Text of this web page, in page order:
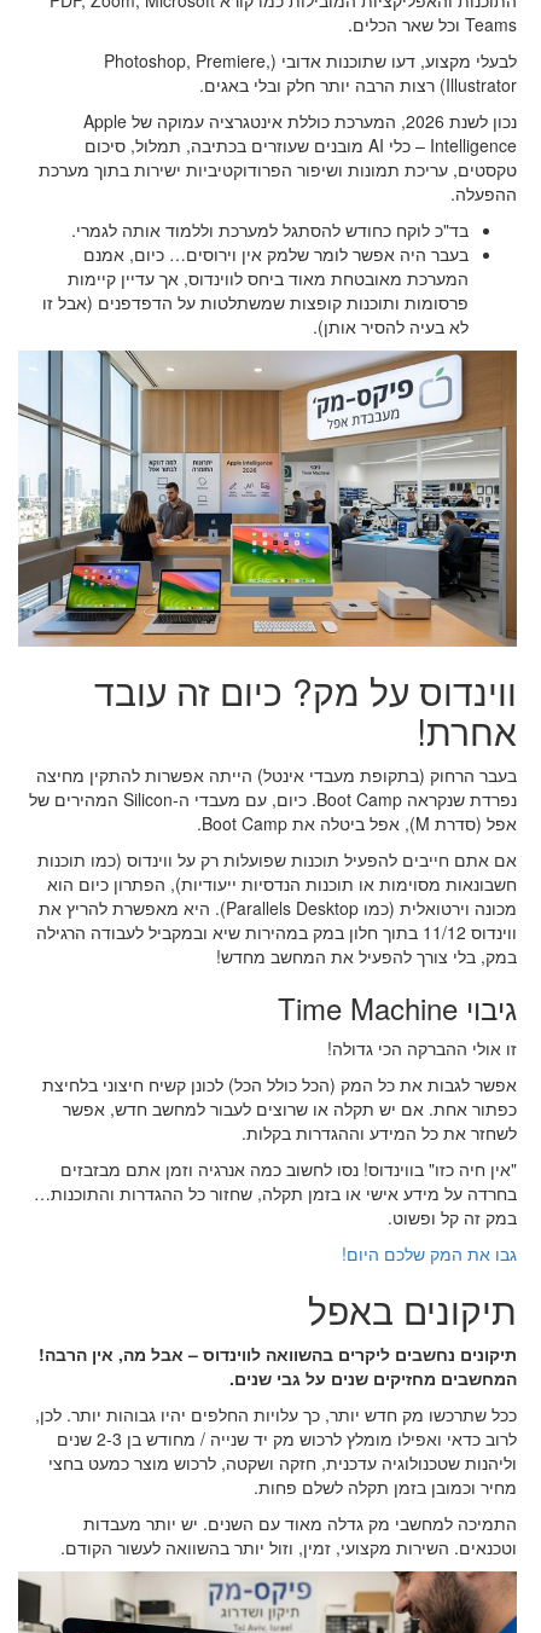
Teams וכל שאר הכלים.
לבעלי מקצוע, דעו שתוכנות אדובי (Photoshop, Premiere,
Illustrator) רצות הרבה יותר חלק ובלי באגים.
נכון לשנת 2026, המערכת כוללת אינטגרציה עמוקה של Apple
Intelligence – כלי AI מובנים שעוזרים בכתיבה, תמלול, סיכום
טקסטים, עריכת תמונות ושיפור הפרודוקטיביות ישירות בתוך מערכת
ההפעלה.
בד"כ לוקח כחודש להסתגל למערכת וללמוד אותה לגמרי.
בעבר היה אפשר לומר שלמק אין וירוסים… כיום, אמנם
המערכת מאובטחת מאוד ביחס לווינדוס, אך עדיין קיימות
פרסומות ותוכנות קופצות שמשתלטות על הדפדפנים (אבל זו
לא בעיה להסיר אותן).
ווינדוס על מק? כיום זה עובד
אחרת!
בעבר הרחוק (בתקופת מעבדי אינטל) הייתה אפשרות להתקין מחיצה
נפרדת שנקראה Boot Camp. כיום, עם מעבדי ה-Silicon המהירים של
אפל (סדרת M), אפל ביטלה את Boot Camp.
אם אתם חייבים להפעיל תוכנות שפועלות רק על ווינדוס (כמו תוכנות
חשבונאות מסוימות או תוכנות הנדסיות ייעודיות), הפתרון כיום הוא
מכונה וירטואלית (כמו Parallels Desktop). היא מאפשרת להריץ את
ווינדוס 11/12 בתוך חלון במק במהירות שיא ובמקביל לעבודה הרגילה
במק, בלי צורך להפעיל את המחשב מחדש!
גיבוי Time Machine
זו אולי ההברקה הכי גדולה!
אפשר לגבות את כל המק (הכל כולל הכל) לכונן קשיח חיצוני בלחיצת
כפתור אחת. אם יש תקלה או שרוצים לעבור למחשב חדש, אפשר
לשחזר את כל המידע וההגדרות בקלות.
"אין חיה כזו" בווינדוס! נסו לחשוב כמה אנרגיה וזמן אתם מבזבזים
בחרדה על מידע אישי או בזמן תקלה, שחזור כל ההגדרות והתוכנות…
במק זה קל ופשוט.
גבו את המק שלכם היום!
תיקונים באפל
תיקונים נחשבים ליקרים בהשוואה לווינדוס – אבל מה, אין הרבה!
המחשבים מחזיקים שנים על גבי שנים.
ככל שתרכשו מק חדש יותר, כך עלויות החלפים יהיו גבוהות יותר. לכן,
לרוב כדאי ואפילו מומלץ לרכוש מק יד שנייה / מחודש בן 2-3 שנים
וליהנות שטכנולוגיה עדכנית, חזקה ושקטה, לרכוש מוצר כמעט בחצי
מחיר וכמובן בזמן תקלה לשלם פחות.
התמיכה למחשבי מק גדלה מאוד עם השנים. יש יותר מעבדות
וטכנאים. השירות מקצועי, זמין, וזול יותר בהשוואה לעשור הקודם.